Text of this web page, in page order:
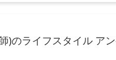
)のライフスタイル ア